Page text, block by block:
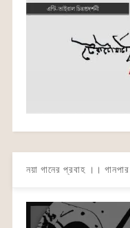
নয়া গানের প্রবাহ ।। গানপার